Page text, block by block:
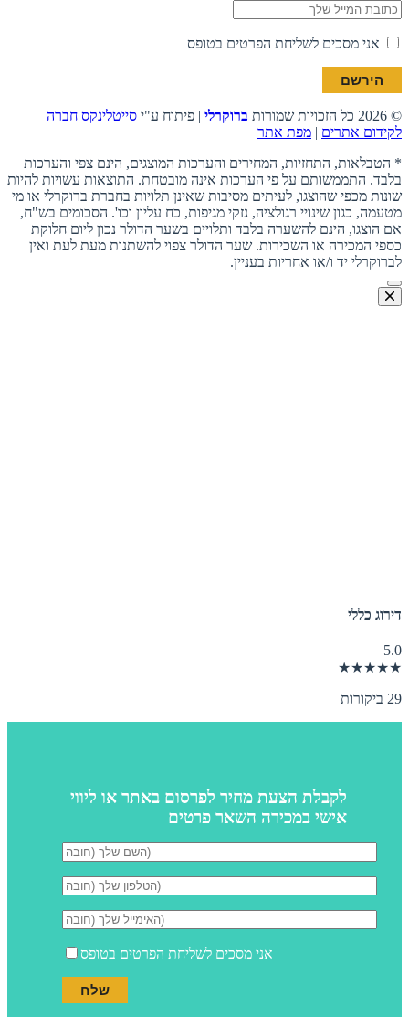
אני מסכים לשליחת הפרטים בטופס
© 2026 כל הזכויות שמורות ברוקרלי | פיתוח ע"י סייטלינקס חברה
לקידום אתרים | מפת אתר
* הטבלאות, התחזיות, המחירים והערכות המוצגים, הינם צפי והערכות
בלבד. התממשותם על פי הערכות אינה מובטחת. התוצאות עשויות להיות
שונות מכפי שהוצגו, לעיתים מסיבות שאינן תלויות בחברת ברוקרלי או מי
מטעמה, כגון שינויי רגולציה, נזקי מגיפות, כח עליון וכו'. הסכומים בש"ח,
אם הוצגו, הינם להשערה בלבד ותלויים בשער הדולר נכון ליום חלוקת
כספי המכירה או השכירות. שער הדולר צפוי להשתנות מעת לעת ואין
לברוקרלי יד ו/או אחריות בעניין.
דירוג כללי
5.0
★★★★★
29 ביקורות
לקבלת הצעת מחיר לפרסום באתר או ליווי
אישי במכירה השאר פרטים
אני מסכים לשליחת הפרטים בטופס